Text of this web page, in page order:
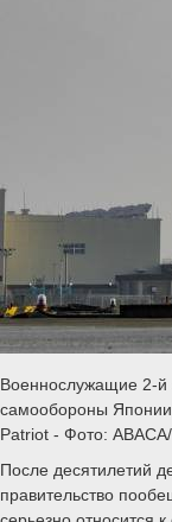
Военнослужащие 2-й
самообороны Японии
Patriot - Фото:
После десятилетий
правительство